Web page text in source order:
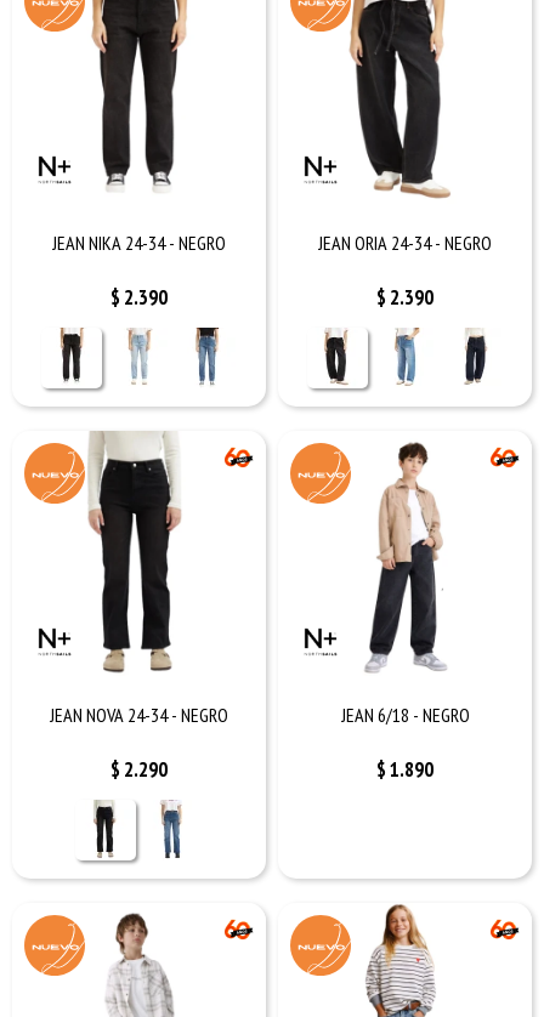
JEAN NIKA 24-34 - NEGRO
$ 2.390
JEAN ORIA 24-34 - NEGRO
$ 2.390
JEAN NOVA 24-34 - NEGRO
$ 2.290
JEAN 6/18 - NEGRO
$1.890